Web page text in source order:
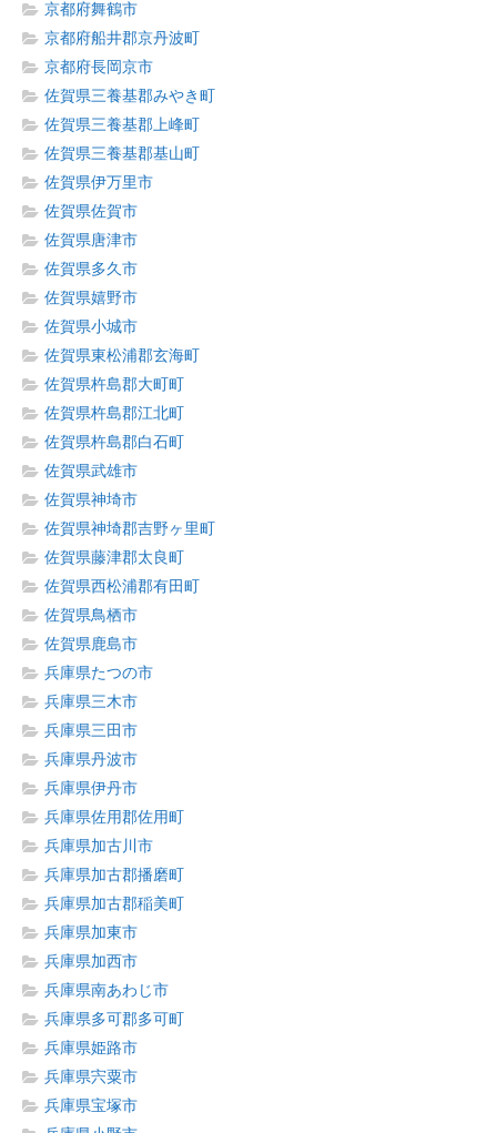
京都府舞鶴市
京都府船井郡京丹波町
京都府長岡京市
佐賀県三養基郡みやき町
佐賀県三養基郡上峰町
佐賀県三養基郡基山町
佐賀県伊万里市
佐賀県佐賀市
佐賀県唐津市
佐賀県多久市
佐賀県嬉野市
佐賀県小城市
佐賀県東松浦郡玄海町
佐賀県杵島郡大町町
佐賀県杵島郡江北町
佐賀県杵島郡白石町
佐賀県武雄市
佐賀県神埼市
佐賀県神埼郡吉野ヶ里町
佐賀県藤津郡太良町
佐賀県西松浦郡有田町
佐賀県鳥栖市
佐賀県鹿島市
兵庫県たつの市
兵庫県三木市
兵庫県三田市
兵庫県丹波市
兵庫県伊丹市
兵庫県佐用郡佐用町
兵庫県加古川市
兵庫県加古郡播磨町
兵庫県加古郡稲美町
兵庫県加東市
兵庫県加西市
兵庫県南あわじ市
兵庫県多可郡多可町
兵庫県姫路市
兵庫県宍粟市
兵庫県宝塚市